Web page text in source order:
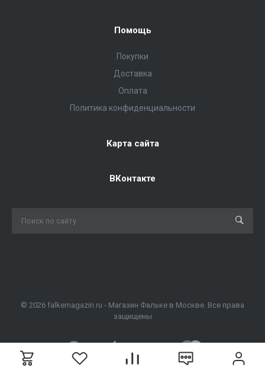
Помощь
Покупки
Доставка
Оплата
Политика конфиденциальности
Карта сайта
ВКонтакте
© 2026 falkemagazin.ru - Магазин Фальке в Москве. Все права
защищены